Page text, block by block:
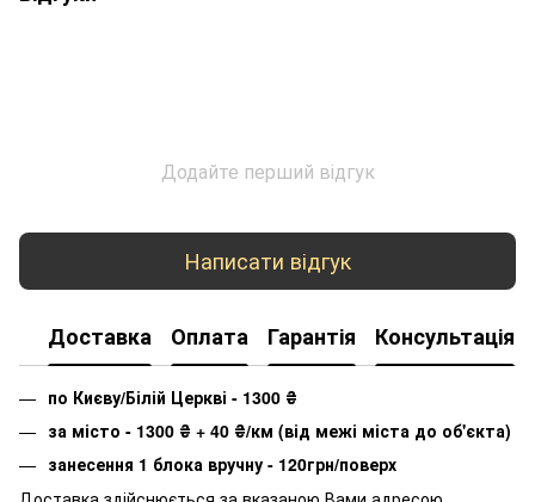
Додайте перший відгук
Написати відгук
Доставка Оплата Гарантія Консультація
по Києву/Білій Церкві - 1300 ₴
за місто - 1300 ₴ + 40 ₴/км (від межі міста до об'єкта)
занесення 1 блока вручну - 120грн/поверх